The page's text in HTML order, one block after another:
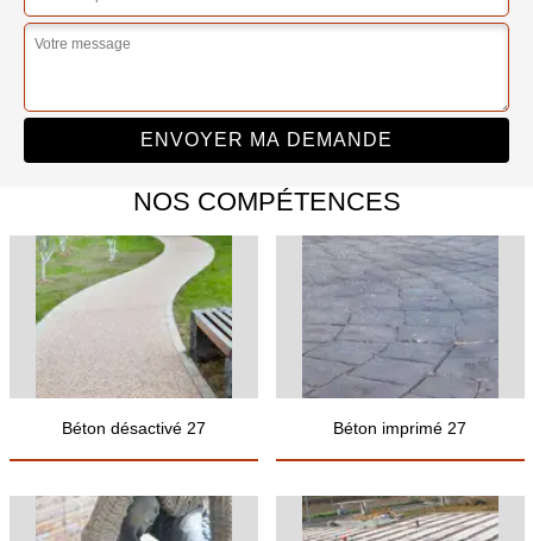
NOS COMPÉTENCES
Béton désactivé 27 Béton imprimé 27